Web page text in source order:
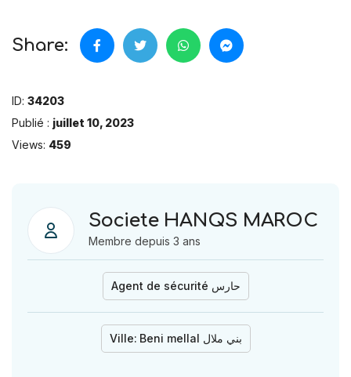
Share:
ID: 34203
Publié : juillet 10, 2023
Views: 459
Societe HANQS MAROC
Membre depuis 3 ans
Agent de sécurité حارس
Ville: Beni mellal بني ملال